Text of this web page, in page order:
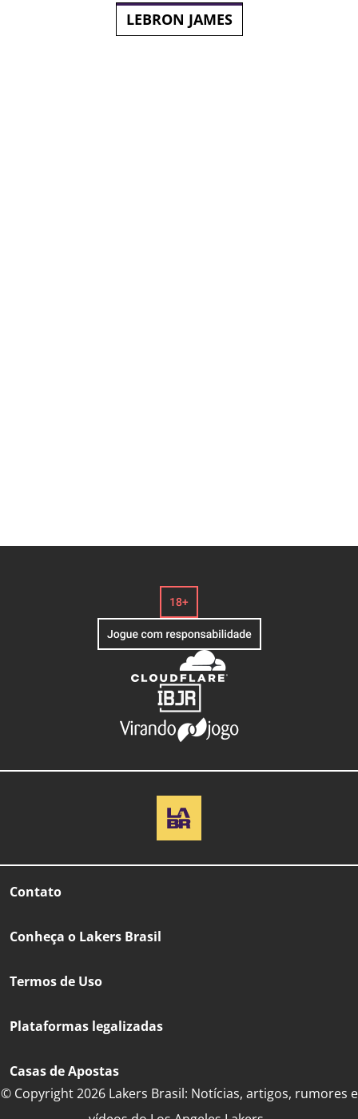
LEBRON JAMES
Contato
Conheça o Lakers Brasil
Termos de Uso
Plataformas legalizadas
Casas de Apostas
© Copyright 2026 Lakers Brasil: Notícias, artigos, rumores e